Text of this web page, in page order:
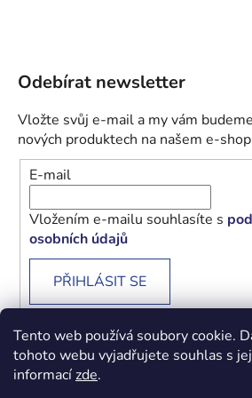
Tento web používá soubory cookie.
tohoto webu vyjadřujete souhlas s
informacízde.
Odebírat newsletter
Vložte svůj e-mail a my vám
nových produktech na našem e-
E-mail
Vložením e-mailu souhlasíte s
osobních údajů
PŘIHLÁSIT SE